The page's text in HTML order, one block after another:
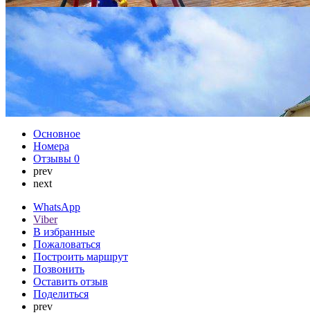
Основное
Номера
Отзывы 0
prev
next
WhatsApp
Viber
В избранные
Пожаловаться
Построить маршрут
Позвонить
Оставить отзыв
Поделиться
prev